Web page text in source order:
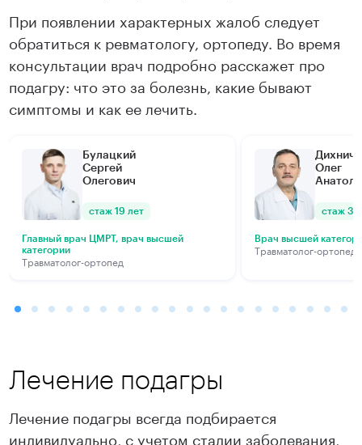
Подробнее Подробнее
При появлении характерных жалоб следует
обратиться к ревматологу, ортопеду. Во время
консультации врач подробно расскажет про
подагру: что это за болезнь, какие бывают
симптомы и как ее лечить.
Булацкий
Сергей
Олегович
стаж 19 лет
Главный врач ЦМРТ, врач высшей
категории
Травматолог-ортопед
Дихнич
Олег
стаж 34
Врач высшей
Травматолог-ортопед
Лечение подагры
Лечение подагры всегда подбирается
индивидуально, с учетом стадии заболевания,